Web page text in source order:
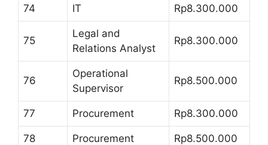
74 IT Rp8.300.000
75
Legal and
Relations Analyst
Rp8.300.000
76
Operational
Supervisor
Rp8.500.000
77 Procurement Rp8.300.000
78 Procurement Rp8.500.000